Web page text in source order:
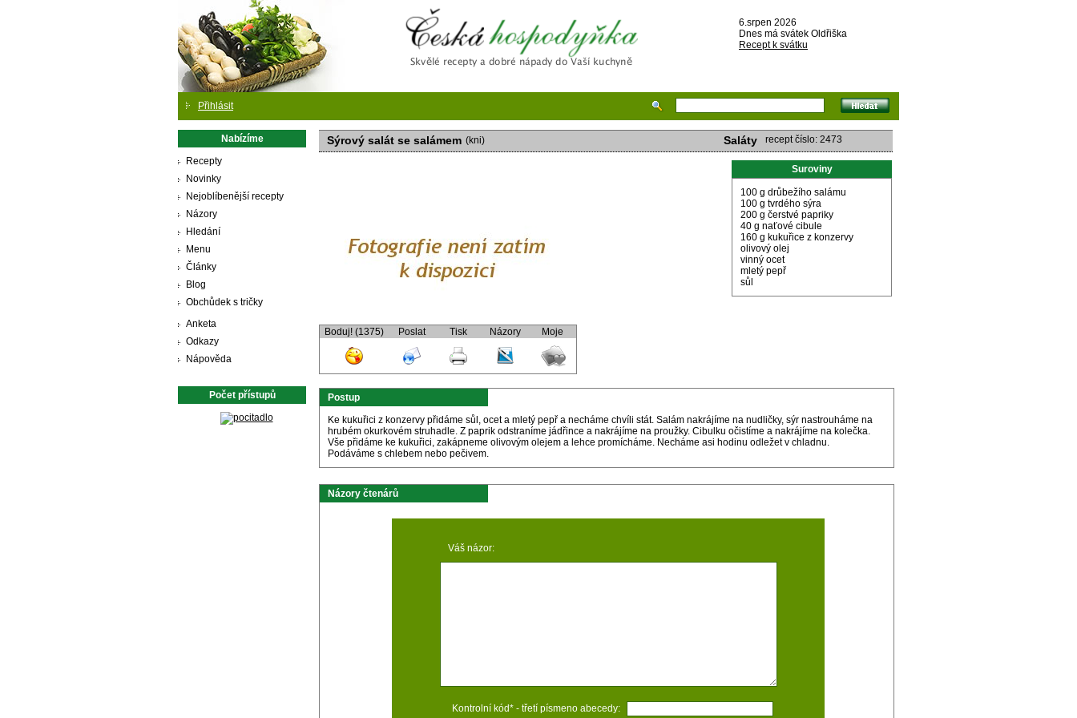
Česká hospodyňka
6.srpen 2026
Dnes má svátek Oldřiška
Recept k svátku
Přihlásit
Nabízíme
Recepty
Novinky
Nejoblíbenější recepty
Názory
Hledání
Menu
Články
Blog
Obchůdek s tričky
Anketa
Odkazy
Nápověda
Počet přístupů
Sýrový salát se salámem (kni) Saláty recept číslo: 2473
Boduj! (1375) Poslat Tisk Názory Moje
Suroviny
100 g drůbežího salámu
100 g tvrdého sýra
200 g čerstvé papriky
40 g naťové cibule
160 g kukuřice z konzervy
olivový olej
vinný ocet
mletý pepř
sůl
Postup
Ke kukuřici z konzervy přidáme sůl, ocet a mletý pepř a necháme chvíli stát. Salám nakrájíme na nudličky, sýr nastrouháme na
hrubém okurkovém struhadle. Z paprik odstraníme jádřince a nakrájíme na proužky. Cibulku očistíme a nakrájíme na kolečka.
Vše přidáme ke kukuřici, zakápneme olivovým olejem a lehce promícháme. Necháme asi hodinu odležet v chladnu.
Podáváme s chlebem nebo pečivem.
Názory čtenárů
Váš názor:
Kontrolní kód* - třetí písmeno abecedy: